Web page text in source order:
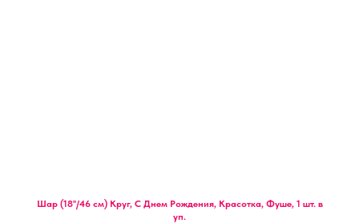
Шар (18''/46 см) Круг, С Днем Рождения, Красотка, Фуше, 1 шт. в
уп.